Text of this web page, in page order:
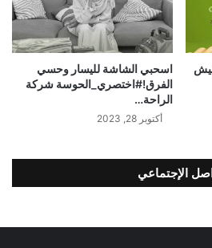
اسحبي الشاشة لليسار وحسي
الفرق!#اختصري_الحوسة شركة
الراحة…
أكتوبر 28, 2023
الإجتماعي